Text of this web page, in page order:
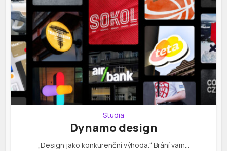
Studia
Dynamo design
„Design jako konkurenční výhoda.“ Brání vám…